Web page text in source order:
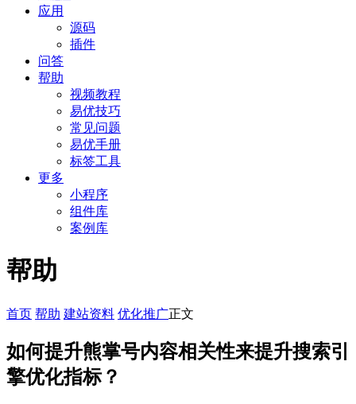
应用
源码
插件
问答
帮助
视频教程
易优技巧
常见问题
易优手册
标签工具
更多
小程序
组件库
案例库
帮助
首页 帮助 建站资料 优化推广正文
如何提升熊掌号内容相关性来提升搜索引
擎优化指标？